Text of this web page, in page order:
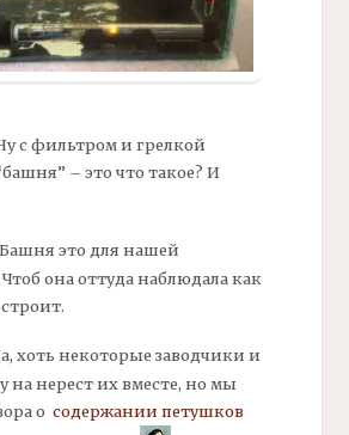
сфильтроми грелкой
– это что такое? И
это для нашей
она оттуда наблюдала как
хоть некоторые заводчики и
на нерест их вместе, но мы
о содержании петушков